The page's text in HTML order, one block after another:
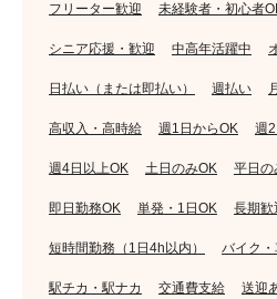
フリーター歓迎 未経験者・初心者
シニア応援・歓迎 中高年活躍中
日払い（または即払い） 週払い
高収入・高時給 週1日からOK 週
週4日以上OK 土日のみOK 平日の
即日勤務OK 単発・1日OK 長期歓
短時間勤務（1日4h以内） バイク
駅チカ・駅ナカ 交通費支給 送迎